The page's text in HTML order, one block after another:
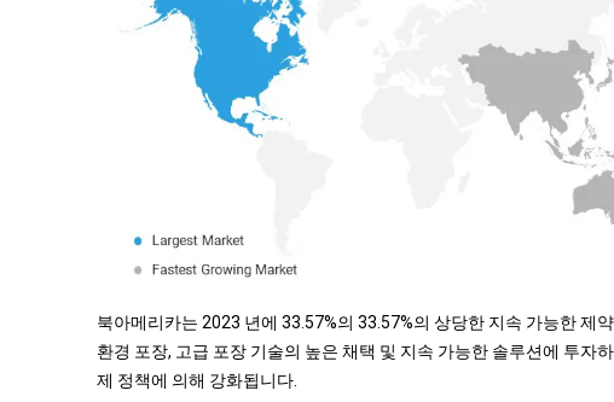
북아메리카는 2023 년에 33.57%의 33.57%의 상당한 지속 가능한 제
환경 포장, 고급 포장 기술의 높은 채택 및 지속 가능한 솔루션에 투자
제 정책에 의해 강화됩니다.